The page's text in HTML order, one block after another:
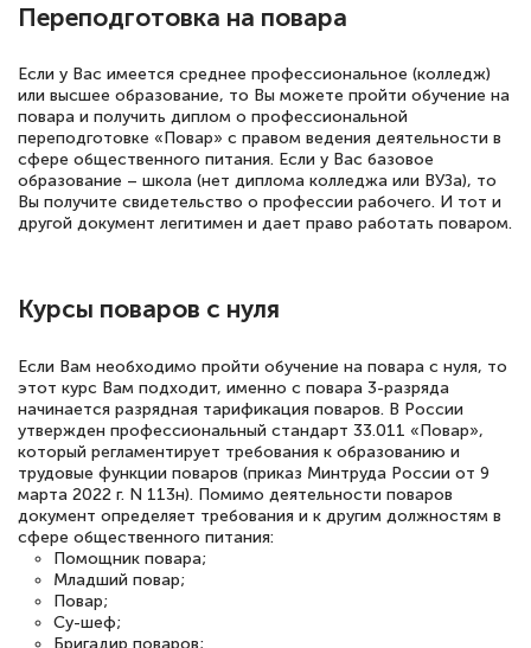
достаточно. Курс помогает пройти
аттестацию в школе. Спасибо!
Евгения Коротких
Знаток города 2 уровня
вежливое сопровождение! Всё чётко и
понятно! Проходила повышение
квалификации. Ещё раз - СПАСИБО!
Елена Петрикс
Знаток города 5 уровня
11 марта 2026
Всем добрый день! Я прошла курс
Переподготовка на повара
Если у Вас имеется среднее профессиональное (колледж)
или высшее образование, то Вы можете пройти обучение на
повара и получить диплом о профессиональной
переподготовке «Повар» с правом ведения деятельности в
сфере общественного питания. Если у Вас базовое
образование – школа (нет диплома колледжа или ВУЗа), то
Вы получите свидетельство о профессии рабочего. И тот и
другой документ легитимен и дает право работать поваром.
Курсы поваров с нуля
Если Вам необходимо пройти обучение на повара с нуля, то
этот курс Вам подходит, именно с повара 3-разряда
начинается разрядная тарификация поваров. В России
утвержден профессиональный стандарт 33.011 «Повар»,
который регламентирует требования к образованию и
трудовые функции поваров (приказ Минтруда России от 9
марта 2022 г. N 113н). Помимо деятельности поваров
документ определяет требования и к другим должностям в
сфере общественного питания:
Помощник повара;
Младший повар;
Повар;
Су-шеф;
Бригадир поваров;